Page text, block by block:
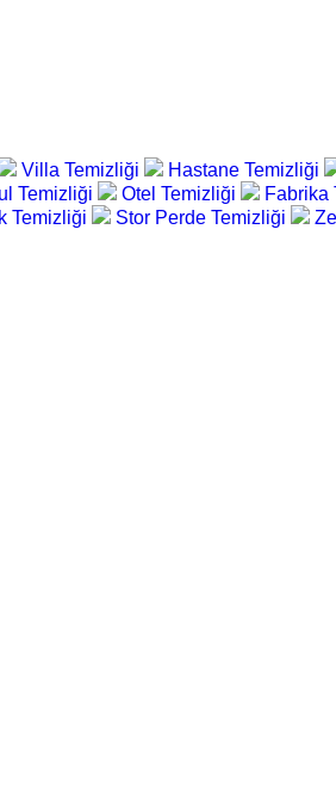
Villa Temizliği Hastane Temizliği
Temizliği Otel Temizliği Fabrika
Temizliği Stor Perde Temizliği